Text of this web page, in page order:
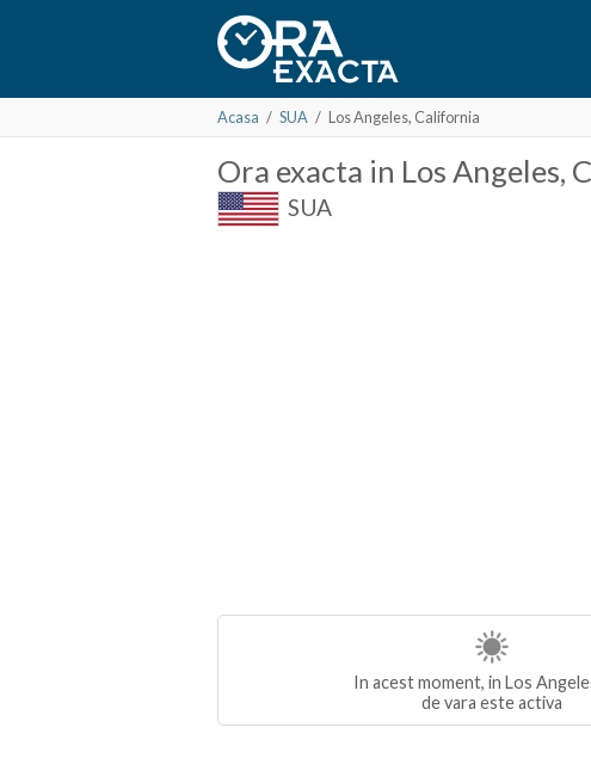
Acasa / SUA / Los Angeles, California
Ora exacta in Los Angeles,
SUA
In acest moment, in Los
de vara este activa